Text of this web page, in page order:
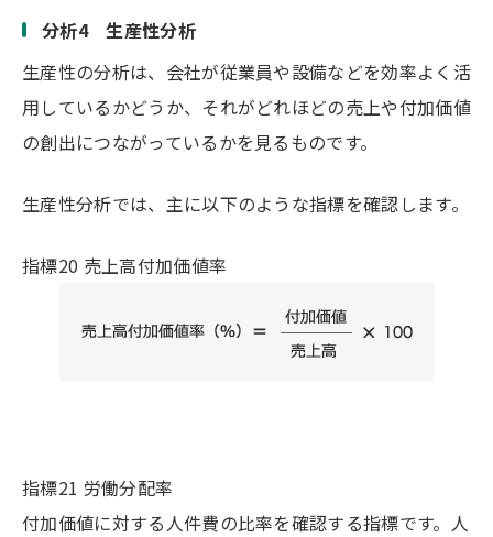
分析4 生産性分析
生産性の分析は、会社が従業員や設備などを効率よく活
用しているかどうか、それがどれほどの売上や付加価値
の創出につながっているかを見るものです。
生産性分析では、主に以下のような指標を確認します。
指標20 売上高付加価値率
指標21 労働分配率
付加価値に対する人件費の比率を確認する指標です。人